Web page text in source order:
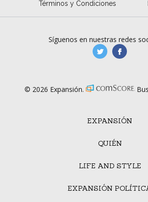
Términos y Condiciones
EXPANSIÓN
QUIÉN
LIFE AND STYLE
EXPANSIÓN
Síguenos en nuestras redes
© 2026 Expansión.